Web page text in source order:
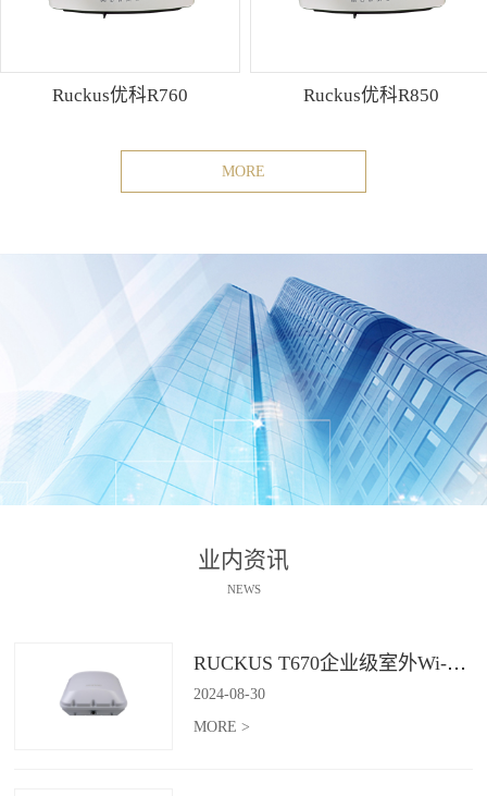
Ruckus优科R760 Ruckus优科R850
MORE
业内资讯
NEWS
RUCKUS T670企业级室外Wi-Fi 7解决方案：挑战室外环境，畅享高性能连接
2024-08-30
MORE >